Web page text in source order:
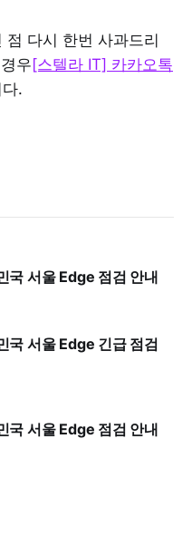
점 다시 한번 사과드리
우[스텔라 IT] 카카오톡
.
국 서울 Edge 점검 안내
국 서울 Edge 긴급 점검
국 서울 Edge 점검 안내